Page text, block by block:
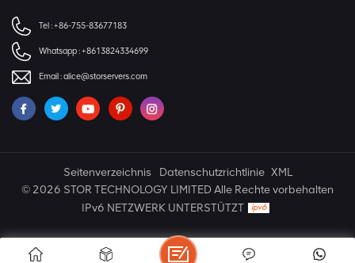
Tel :+86-755-83677183
Whatsapp :+8613824334699
Email :alice@storservers.com
Seitenverzeichnis Datenschutzrichtlinie XML
© 2026 STOR TECHNOLOGY LIMITED Alle Rechte vorbehalten
IPv6 NETZWERK UNTERSTÜTZT